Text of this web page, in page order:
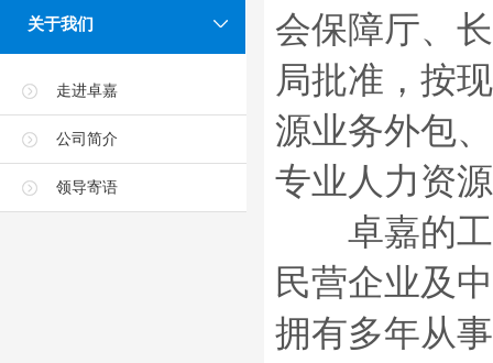
关于我们
走进卓嘉
公司简介
领导寄语
会保障厅、
局批准，按
源业务外包
专业人力资
卓嘉的工
民营企业及
拥有多年从